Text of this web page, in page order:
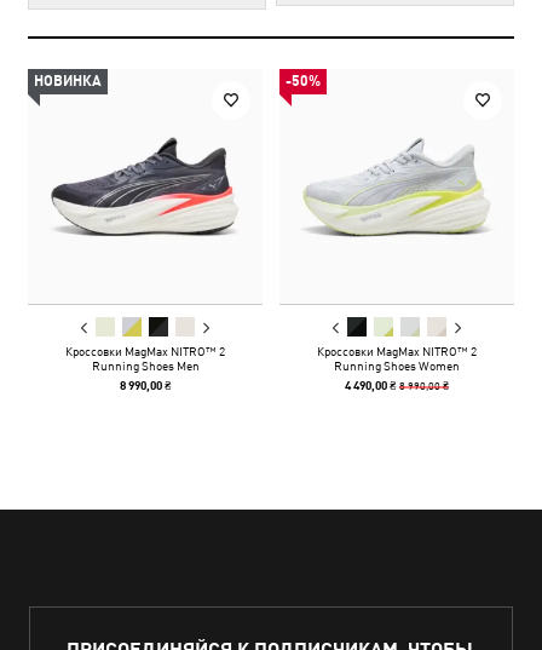
НОВИНКА
Кроссовки MagMax NITRO™ 2
Running Shoes Men
8 990,00 ₴
-50%
Кроссовки MagMax NITRO™ 2
Running Shoes Women
4 490,00 ₴8 990,00 ₴